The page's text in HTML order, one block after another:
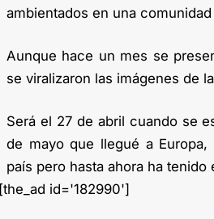
ambientados en una
Aunque hace un mes se
se viralizaron las imágenes de
Será el 27 de abril cuando se
de mayo que llegué a
país pero hasta ahora ha
[the_ad id='182990']